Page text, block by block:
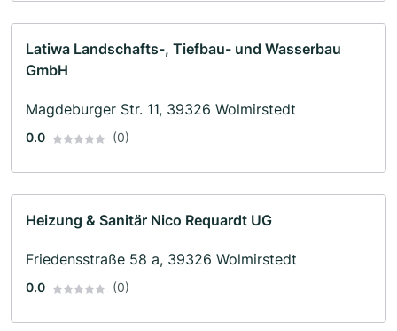
Latiwa Landschafts-, Tiefbau- und Wasserbau
GmbH
Magdeburger Str. 11, 39326 Wolmirstedt
0.0 (0)
Heizung & Sanitär Nico Requardt UG
Friedensstraße 58 a, 39326 Wolmirstedt
0.0 (0)